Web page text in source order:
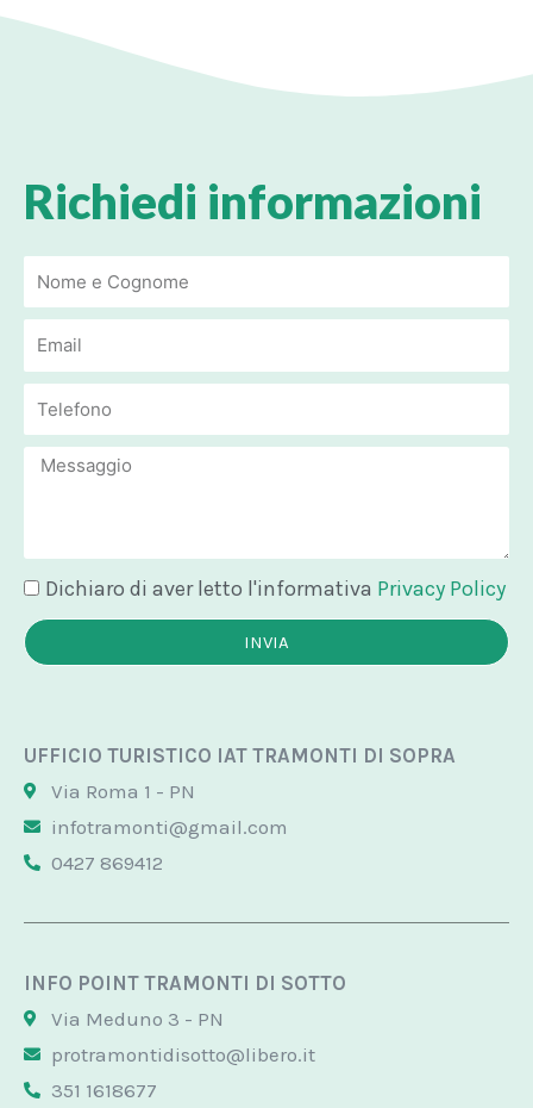
Richiedi informazioni
Email
Email
Message
Dichiaro di aver letto l'informativa Privacy Policy
INVIA
UFFICIO TURISTICO IAT TRAMONTI DI SOPRA
Via Roma 1 - PN
infotramonti@gmail.com
0427 869412
INFO POINT TRAMONTI DI SOTTO
Via Meduno 3 - PN
protramontidisotto@libero.it
351 1618677